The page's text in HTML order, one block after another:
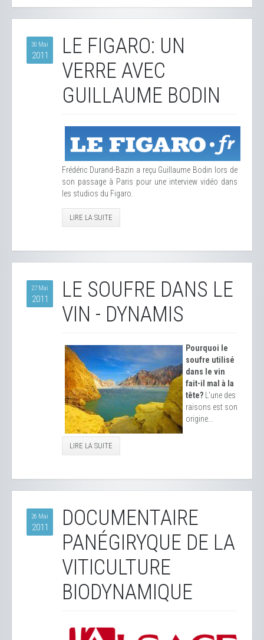
30 Mai
2011
LE FIGARO: UN
VERRE AVEC
GUILLAUME BODIN
Frédéric Durand-Bazin a reçu Guillaume Bodin lors de
son passage à Paris pour une interview vidéo dans
les studios du Figaro.
LIRE LA SUITE
27 Mai
2011
LE SOUFRE DANS LE
VIN - DYNAMIS
Pourquoi le
soufre utilisé
dans le vin
fait-il mal à la
tête? L'une des
raisons est son
origine...
LIRE LA SUITE
26 Mai
2011
DOCUMENTAIRE
PANÉGIRYQUE DE LA
VITICULTURE
BIODYNAMIQUE